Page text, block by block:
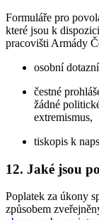
Formuláře pro
které jsou k
pracovišti Armády
osobní
čestné
žádné
extremismus,
tiskopis k
12. Jaké jsou
Poplatek za úkony
způsobem